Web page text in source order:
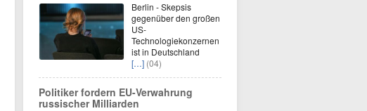
Berlin - Skepsis
gegenüber den großen
US-
Technologiekonzernen
ist in Deutschland
[…] (04)
Politiker fordern EU-Verwahrung
russischer Milliarden